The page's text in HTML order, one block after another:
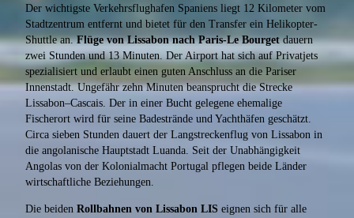
Der wichtigste Verkehrsflughafen Spaniens liegt 12 Kilometer vom
Stadtzentrum entfernt und bietet für den Transfer ein Helikopter-
Shuttle an.Flüge von Lissabon nach Paris-Le Bourgetdauern
zwei Stunden und 13 Minuten. Der Airport hat sich auf Privatjets
spezialisiert und erlaubt einen guten Anschluss an die Pariser
Innenstadt. Ungefähr zehn Minuten beansprucht die Strecke
Lissabon–Cascais. Der in einer Bucht gelegene ehemalige
Fischerort wird für seine Badestrände und Yachthäfen geschätzt.
Circa sieben Stunden dauert der Langstreckenflug von Lissabon in
die angolanische Hauptstadt Luanda. Seit der Unabhängigkeit
Angolas von der Kolonialmacht Portugal pflegen beide Länder
wirtschaftliche Beziehungen.
Die beiden Rollbahnen von Lissabon LIS eignen sich für alle